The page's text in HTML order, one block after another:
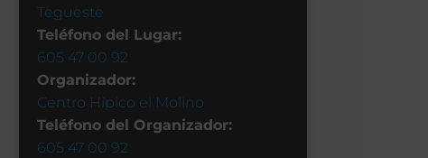
Tegueste
Teléfono del Lugar:
605 47 00 92
Organizador:
Centro Hípico el Molino
Teléfono del Organizador:
605 47 00 92